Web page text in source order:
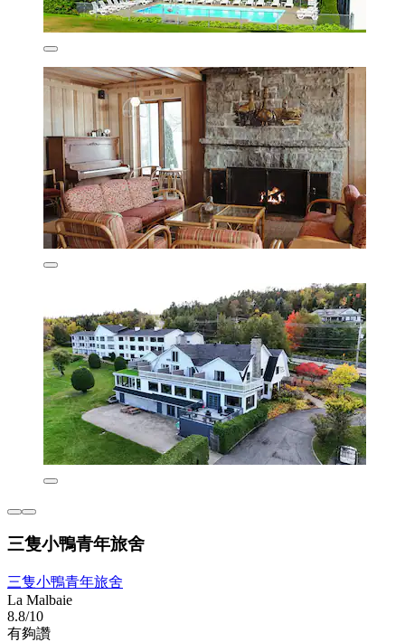
三隻小鴨青年旅舍
三隻小鴨青年旅舍
La Malbaie
8.8/10
有夠讚